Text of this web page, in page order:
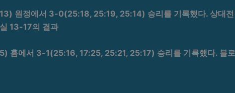
원정에서 3-0(25:18, 25:19, 25:14) 승리를 기록했다. 상대전
13-17의 결과
홈에서 3-1(25:16, 17:25, 25:21, 25:17) 승리를 기록했다. 블로